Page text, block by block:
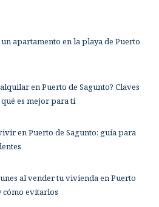
apartamento en la playa de Puerto
en Puerto de Sagunto? Claves
es mejor para ti
en Puerto de Sagunto: guía para
al vender tu vivienda en Puerto
cómo evitarlos